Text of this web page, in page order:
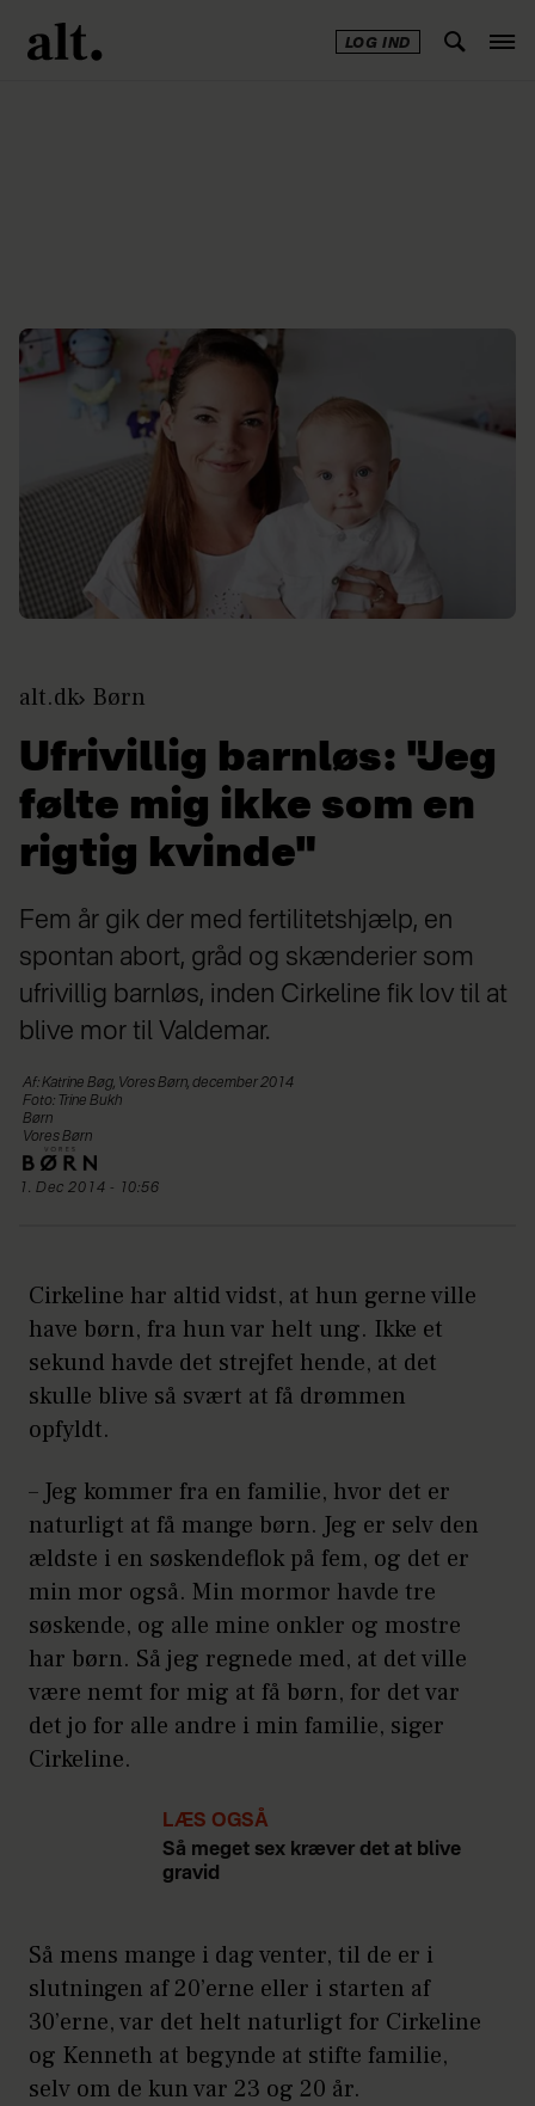
LOG IND
alt.dk Børn
Ufrivillig barnløs: "Jeg
følte mig ikke som en
rigtig kvinde"
Fem år gik der med fertilitetshjælp, en
spontan abort, gråd og skænderier som
ufrivillig barnløs, inden Cirkeline fik lov til at
blive mor til Valdemar.
Af: Katrine Bøg, Vores Børn, december 2014
Foto: Trine Bukh
Børn
Vores Børn
1. Dec 2014 - 10:56
Cirkeline har altid vidst, at hun gerne ville
have børn, fra hun var helt ung. Ikke et
sekund havde det strejfet hende, at det
skulle blive så svært at få drømmen
opfyldt.
– Jeg kommer fra en familie, hvor det er
naturligt at få mange børn. Jeg er selv den
ældste i en søskendeflok på fem, og det er
min mor også. Min mormor havde tre
søskende, og alle mine onkler og mostre
har børn. Så jeg regnede med, at det ville
være nemt for mig at få børn, for det var
det jo for alle andre i min familie, siger
Cirkeline.
LÆS OGSÅ
Så meget sex kræver det at blive
gravid
Så mens mange i dag venter, til de er i
slutningen af 20’erne eller i starten af
30’erne, var det helt naturligt for Cirkeline
og Kenneth at begynde at stifte familie,
selv om de kun var 23 og 20 år.